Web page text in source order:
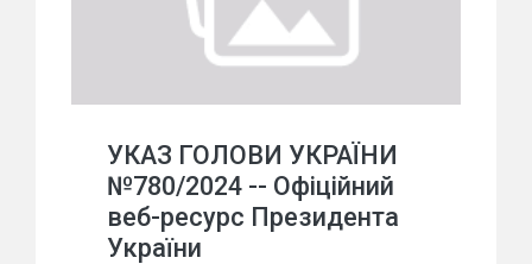
УКАЗ ГОЛОВИ УКРАЇНИ
№780/2024 -- Офіційний
веб-ресурс Президента
України